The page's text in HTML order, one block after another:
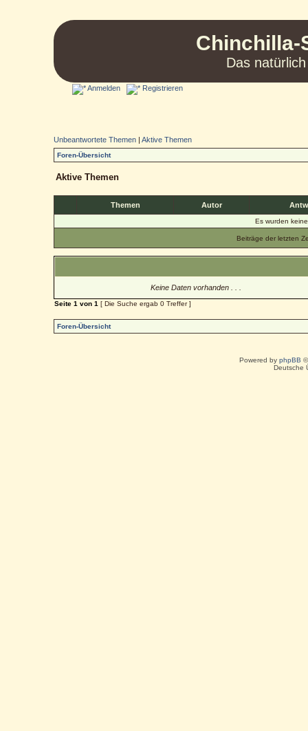
Chinchilla-
Das
Anmelden Registrieren
Unbeantwortete Themen |Aktive Themen
Foren-Übersicht
Aktive Themen
Themen Autor
Es wurden
Beiträge der letzten
Keine Daten vorhanden . . .
Seite1 von1 [ Die Suche ergab 0 Treffer ]
Foren-Übersicht
Powered by phpBB
Deutsche